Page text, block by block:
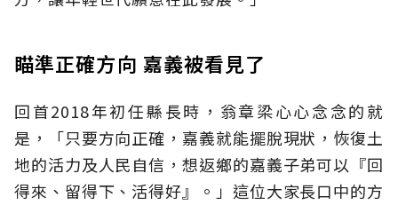
瞄準正確方向 嘉義被看見了
回首2018年初任縣長時，翁章梁心心念念的就
是，「只要方向正確，嘉義就能擺脫現狀，恢復土
地的活力及人民自信，想返鄉的嘉義子弟可以『回
得來、留得下、活得好』。」這位大家長口中的方